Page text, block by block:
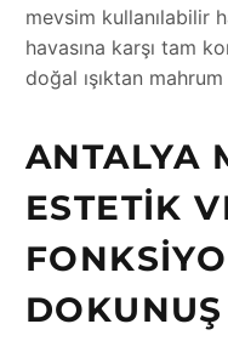
mevsim kullanılabilir
havasına karşı tam
doğal ışıktan
ANTALYA
ESTETIK
DOKUNUŞ